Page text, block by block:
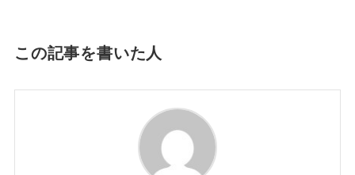
この記事を書いた人